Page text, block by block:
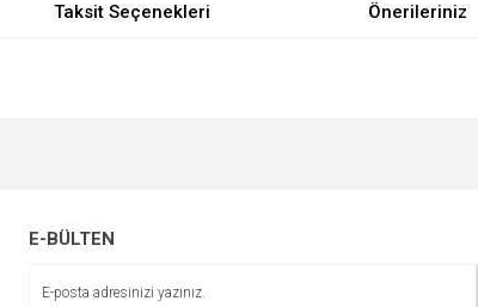
Taksit Seçenekleri Önerileriniz
E-BÜLTEN